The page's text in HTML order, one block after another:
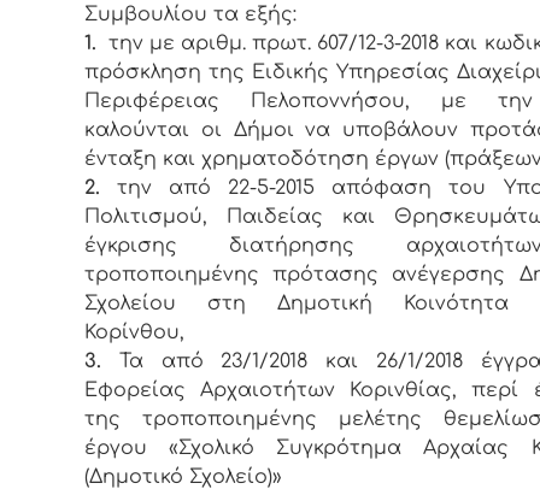
Συμβουλίου τα εξής:
1.
την με αριθμ. πρωτ. 607/12-3-2018 και
πρόσκληση της Ειδικής Υπηρεσίας
Περιφέρειας Πελοποννήσου, με
καλούνται οι Δήμοι να υποβάλουν
ένταξη και χρηματοδότηση έργων
2. την από 22-5-2015 απόφαση του
Πολιτισμού, Παιδείας και
έγκρισης διατήρησης
τροποποιημένης πρότασης ανέγερσης
Σχολείου στη Δημοτική Κοινότητα
Κορίνθου,
3. Τα από 23/1/2018 και 26/1/2018
Εφορείας Αρχαιοτήτων Κορινθίας, περί
της τροποποιημένης μελέτης
έργου «Σχολικό Συγκρότημα Αρχαίας
(Δημοτικό Σχολείο)»